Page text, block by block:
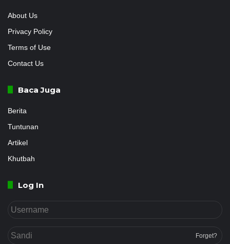
About Us
Privacy Policy
Terms of Use
Contact Us
Baca Juga
Berita
Tuntunan
Artikel
Khutbah
Log In
Forget?